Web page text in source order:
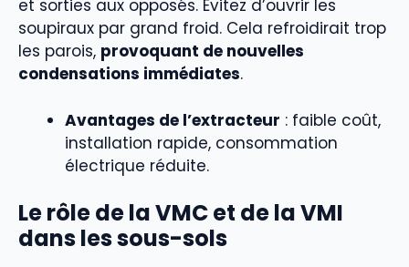
et sorties aux opposés. Évitez d’ouvrir les
soupiraux par grand froid. Cela refroidirait trop
les parois, provoquant de nouvelles
condensations immédiates.
Avantages de l’extracteur : faible coût,
installation rapide, consommation
électrique réduite.
Le rôle de la VMC et de la VMI
dans les sous-sols